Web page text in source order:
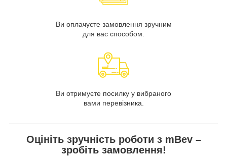
Ви оплачуєте замовлення зручним
для вас способом.
Ви отримуєте посилку у вибраного
вами перевізника.
Оцініть зручність роботи з mBev –
зробіть замовлення!